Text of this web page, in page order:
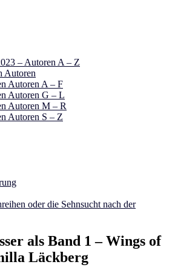
– Autoren A – Z
Autoren
Autoren A – F
Autoren G – L
Autoren M – R
Autoren S – Z
oder die Sehnsucht nach der
als Band 1 – Wings of
Läckberg